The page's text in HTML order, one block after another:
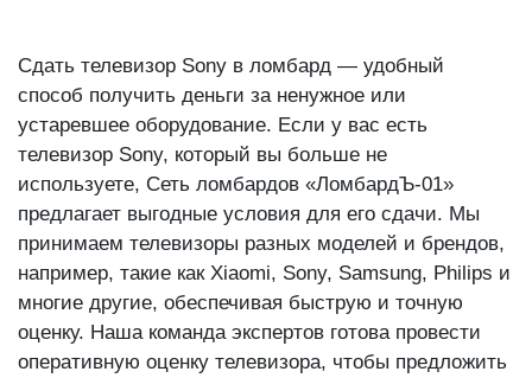
Сдать телевизор Sony в ломбард — удобный
способ получить деньги за ненужное или
устаревшее оборудование. Если у вас есть
телевизор Sony, который вы больше не
используете, Сеть ломбардов «ЛомбардЪ-01»
предлагает выгодные условия для его сдачи. Мы
принимаем телевизоры разных моделей и брендов,
например, такие как Xiaomi, Sony, Samsung, Philips и
многие другие, обеспечивая быструю и точную
оценку. Наша команда экспертов готова провести
оперативную оценку телевизора, чтобы предложить